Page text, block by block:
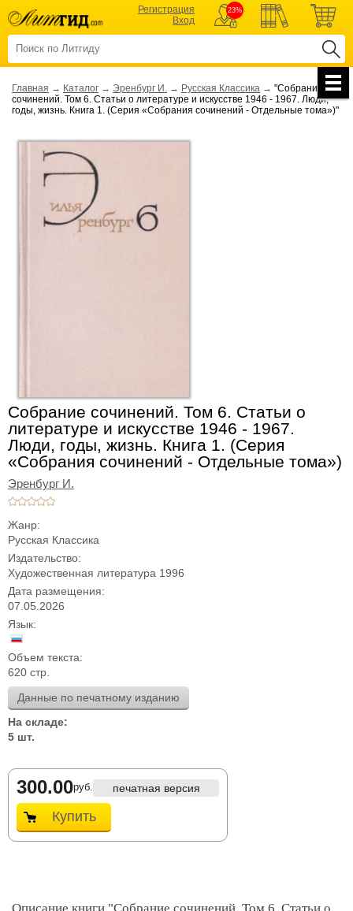
Регистрация
Вход
23%
Главная → Каталог → Эренбург И. → Русская Классика → "Собрание
сочинений. Том 6. Статьи о литературе и искусстве 1946 - 1967. Люди,
годы, жизнь. Книга 1. (Серия «Собрания сочинений - Отдельные тома»)"
Собрание сочинений. Том 6. Статьи о
литературе и искусстве 1946 - 1967.
Люди, годы, жизнь. Книга 1. (Серия
«Собрания сочинений - Отдельные тома»)
Эренбург И.
Жанр:
Русская Классика
Издательство:
Художественная литература 1996
Дата размещения:
07.05.2026
Язык:
Объем текста:
620 стр.
Данные по печатному изданию
На складе:
5 шт.
300.00руб. печатная версия
Купить